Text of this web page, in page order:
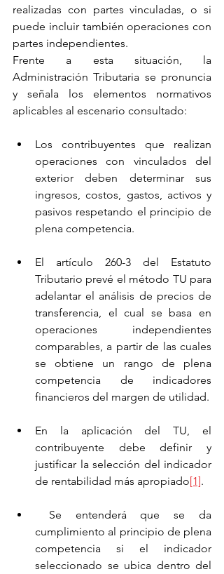
realizadas con partes vinculadas, o si
puede incluir también operaciones con
partes independientes.
Frente a esta situación, la
Administración Tributaria se pronuncia
y señala los elementos normativos
aplicables al escenario consultado:
Los contribuyentes que realizan
operaciones con vinculados del
exterior deben determinar sus
ingresos, costos, gastos, activos y
pasivos respetando el principio de
plena competencia.
El artículo 260-3 del Estatuto
Tributario prevé el método TU para
adelantar el análisis de precios de
transferencia, el cual se basa en
operaciones independientes
comparables, a partir de las cuales
se obtiene un rango de plena
competencia de indicadores
financieros del margen de utilidad.
En la aplicación del TU, el
contribuyente debe definir y
justificar la selección del indicador
de rentabilidad más apropiado[1].
cumplimiento al principio de plena
competencia si el indicador
seleccionado se ubica dentro del